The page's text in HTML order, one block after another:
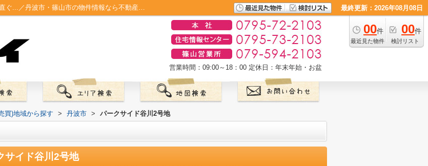
パークサイド谷川2号地 地域の交流の場山南図書館が直ぐ...／丹波市・篠山市の物件情報なら不動産のマツイ 最終更新：2026年08月08日
00件
最近見た物件
00件
検討リスト
営業時間：09:00～18：00 定休日：年末年始・お盆
買)地域から探す > 丹波市 > パークサイド谷川2号地
サイド谷川2号地